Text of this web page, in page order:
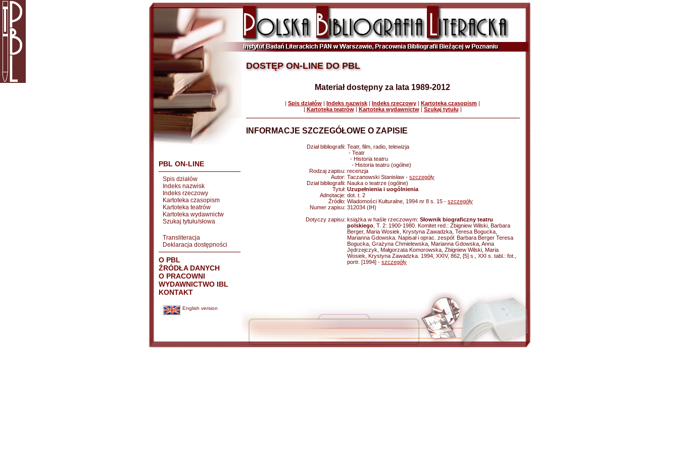
PBL ON-LINE
Spis działów
Indeks nazwisk
Indeks rzeczowy
Kartoteka czasopism
Kartoteka teatrów
Kartoteka wydawnictw
Szukaj tytułu/słowa
Transliteracja
Deklaracja dostępności
O PBL
ŹRÓDŁA DANYCH
O PRACOWNI
WYDAWNICTWO IBL
KONTAKT
English version
DOSTĘP ON-LINE DO PBL
Materiał dostępny za lata 1989-2012
| Spis działów | Indeks nazwisk | Indeks rzeczowy | Kartoteka czasopism |
| Kartoteka teatrów| Kartoteka wydawnictw| Szukaj tytułu |
INFORMACJE SZCZEGÓŁOWE O ZAPISIE
Dział bibliografii: Teatr, film, radio, telewizja
- Teatr
- Historia teatru
- Historia teatru (ogólne)
Rodzaj zapisu: recenzja
Autor: Taczanowski Stanisław - szczegóły
Dział bibliografii: Nauka o teatrze (ogólne)
Tytuł: Uzupełnienia i uogólnienia
Adnotacje: dot. t. 2
Źródło: Wiadomości Kulturalne, 1994 nr 8 s. 15 - szczegóły
Numer zapisu: 312034 (IH)
Dotyczy zapisu: książka w haśle rzeczowym: Słownik biograficzny teatru
polskiego , T. 2: 1900-1980. Komitet red.: Zbigniew Wilski, Barbara
Berger, Maria Wosiek, Krystyna Zawadzka, Teresa Bogucka,
Marianna Gdowska. Napisał i oprac. zespół: Barbara Berger Teresa
Bogucka, Grażyna Chmielewska, Marianna Gdowska, Anna
Jędrzejczyk, Małgorzata Komorowska, Zbigniew Wilski, Maria
Wosiek, Krystyna Zawadzka. 1994, XXIV, 862, [5] s., XXI s. tabl.: fot.,
portr. [1994] - szczegóły